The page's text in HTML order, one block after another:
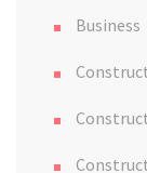
Business